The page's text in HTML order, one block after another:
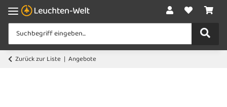
Zurück zur Liste Angebote